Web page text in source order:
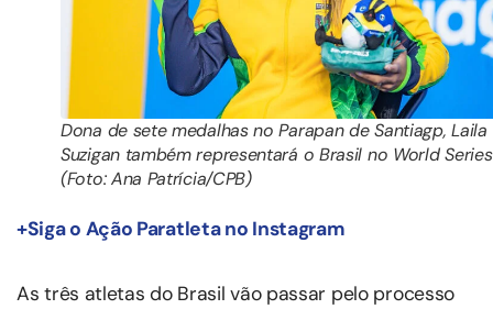
Dona de sete medalhas no Parapan de Santiagp, Laila
Suzigan também representará o Brasil no World Series
(Foto: Ana Patrícia/CPB)
+Siga o Ação Paratleta no Instagram
As três atletas do Brasil vão passar pelo processo